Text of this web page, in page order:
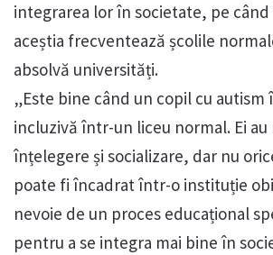
integrarea lor în societate, pe
aceștia frecventează școlile
absolvă universități.
„Este bine când un copil cu autism
incluzivă într-un liceu normal. Ei au
înțelegere și socializare, dar nu
poate fi încadrat într-o instituție
nevoie de un proces educațional
pentru a se integra mai bine în